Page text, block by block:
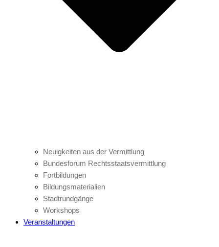
Neuigkeiten aus der Vermittlung
Bundesforum Rechtsstaatsvermittlung
Fortbildungen
Bildungsmaterialien
Stadtrundgänge
Workshops
Veranstaltungen